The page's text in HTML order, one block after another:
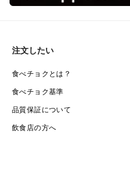
注文したい
食べチョクとは？
食べチョク基準
品質保証について
飲食店の方へ